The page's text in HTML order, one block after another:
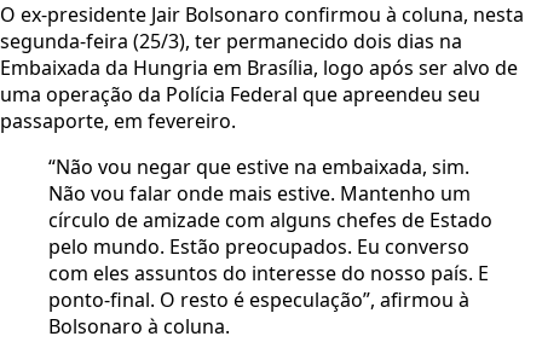
O ex-presidente Jair Bolsonaro confirmou à coluna, nesta
segunda-feira (25/3), ter permanecido dois dias na
Embaixada da Hungria em Brasília, logo após ser alvo de
uma operação da Polícia Federal que apreendeu seu
passaporte, em fevereiro.
“Não vou negar que estive na embaixada, sim.
Não vou falar onde mais estive. Mantenho um
círculo de amizade com alguns chefes de Estado
pelo mundo. Estão preocupados. Eu converso
com eles assuntos do interesse do nosso país. E
ponto-final. O resto é especulação”, afirmou à
Bolsonaro à coluna.